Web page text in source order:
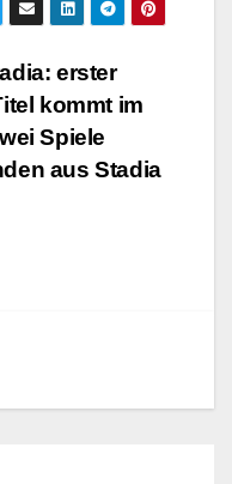
erster
kommt im
Spiele
aus Stadia